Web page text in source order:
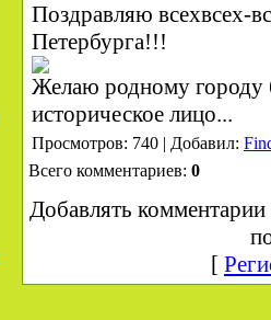
Поздравляю всехвсех-
Петербурга!!!
Желаю родному городу
историческое лицо...
Просмотров: 740 | Добавил:
Всего комментариев: 0
Добавлять комментарии
[